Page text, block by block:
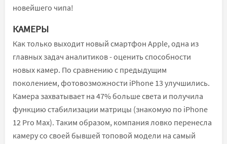
новейшего чипа!
КАМЕРЫ
Как только выходит новый смартфон Apple, одна из
главных задач аналитиков - оценить способности
новых камер. По сравнению с предыдущим
поколением, фотовозможности iPhone 13 улучшились.
Камера захватывает на 47% больше света и получила
функцию стабилизации матрицы (знакомую по iPhone
12 Pro Max). Таким образом, компания ловко перенесла
камеру со своей бывшей топовой модели на самый